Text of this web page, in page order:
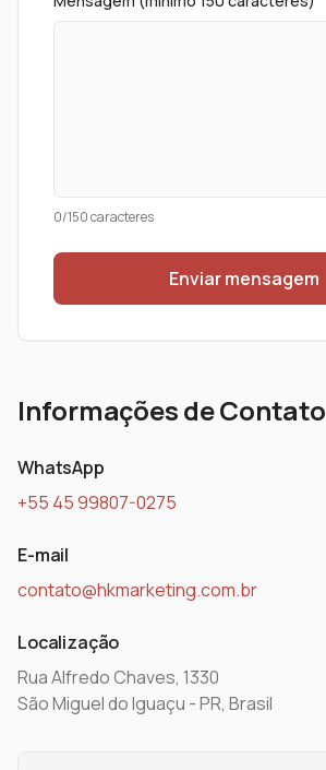
0/150 caracteres
Enviar mensagem
Informações de Contato
WhatsApp
+55 45 99807-0275
E-mail
contato@hkmarketing.com.br
Localização
Rua Alfredo Chaves, 1330
São Miguel do Iguaçu - PR, Brasil